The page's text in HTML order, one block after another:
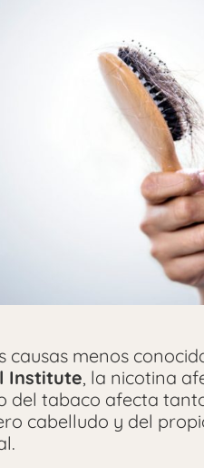
causas menos
Institute, la nicotina
del tabaco afecta
cabelludo y del